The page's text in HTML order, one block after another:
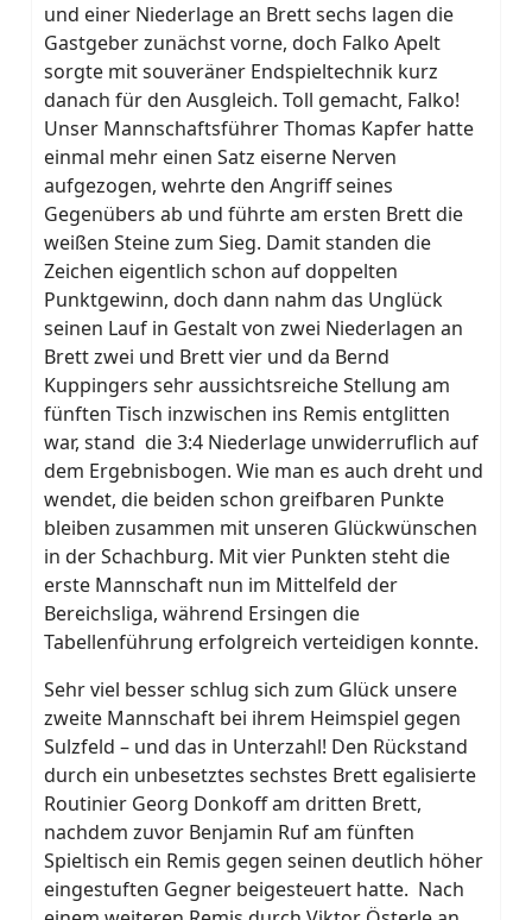
und einer Niederlage an Brett sechs lagen die
Gastgeber zunächst vorne, doch Falko Apelt
sorgte mit souveräner Endspieltechnik kurz
danach für den Ausgleich. Toll gemacht, Falko!
Unser Mannschaftsführer Thomas Kapfer hatte
einmal mehr einen Satz eiserne Nerven
aufgezogen, wehrte den Angriff seines
Gegenübers ab und führte am ersten Brett die
weißen Steine zum Sieg. Damit standen die
Zeichen eigentlich schon auf doppelten
Punktgewinn, doch dann nahm das Unglück
seinen Lauf in Gestalt von zwei Niederlagen an
Brett zwei und Brett vier und da Bernd
Kuppingers sehr aussichtsreiche Stellung am
fünften Tisch inzwischen ins Remis entglitten
war, stand die 3:4 Niederlage unwiderruflich auf
dem Ergebnisbogen. Wie man es auch dreht und
wendet, die beiden schon greifbaren Punkte
bleiben zusammen mit unseren Glückwünschen
in der Schachburg. Mit vier Punkten steht die
erste Mannschaft nun im Mittelfeld der
Bereichsliga, während Ersingen die
Tabellenführung erfolgreich verteidigen konnte.
Sehr viel besser schlug sich zum Glück unsere
zweite Mannschaft bei ihrem Heimspiel gegen
Sulzfeld – und das in Unterzahl! Den Rückstand
durch ein unbesetztes sechstes Brett egalisierte
Routinier Georg Donkoff am dritten Brett,
nachdem zuvor Benjamin Ruf am fünften
Spieltisch ein Remis gegen seinen deutlich höher
eingestuften Gegner beigesteuert hatte. Nach